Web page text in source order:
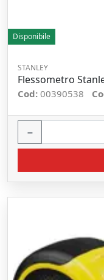
Disponibile
STANLEY
Flessometro
Cod: 00390538
−